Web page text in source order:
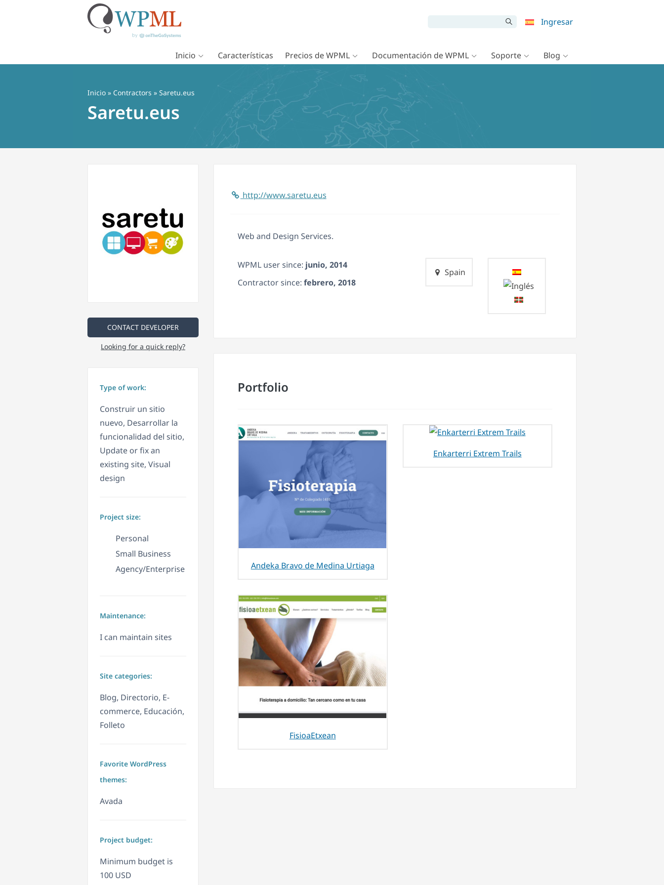
Ingresar
Inicio Características Precios de WPML Documentación de WPML Soporte Blog
Inicio » Contractors » Saretu.eus
Saretu.eus
CONTACT DEVELOPER
Looking for a quick reply?
Type of work:
Construir un sitio
nuevo, Desarrollar la
funcionalidad del sitio,
Update or fix an
existing site, Visual
design
Project size:
Personal
Small Business
Agency/Enterprise
Maintenance:
I can maintain sites
Site categories:
Blog, Directorio, E-
commerce, Educación,
Folleto
Favorite WordPress
themes:
Avada
Project budget:
Minimum budget is
100 USD
http://www.saretu.eus
Web and Design Services.
WPML user since: junio, 2014
Contractor since: febrero, 2018
Spain
Portfolio
Andeka Bravo de Medina Urtiaga
Enkarterri Extrem Trails
FisioaEtxean